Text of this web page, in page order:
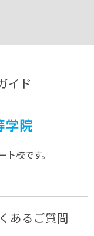
イド
校です。
あるご質問